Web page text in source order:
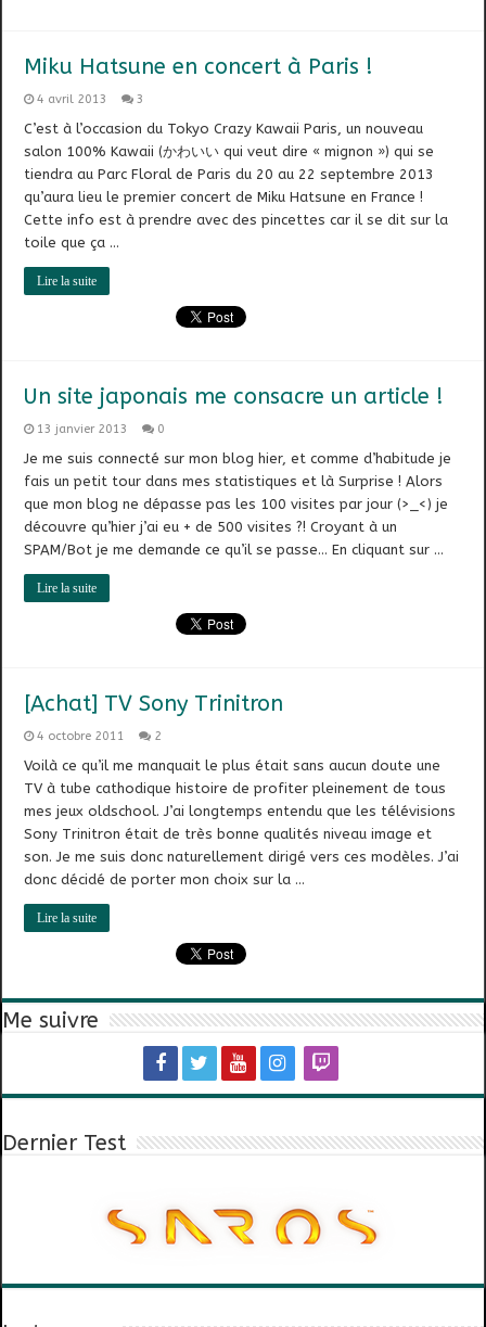
Miku Hatsune en concert à Paris !
4 avril 2013 3
C’est à l’occasion du Tokyo Crazy Kawaii Paris, un nouveau
salon 100% Kawaii (かわいい qui veut dire « mignon ») qui se
tiendra au Parc Floral de Paris du 20 au 22 septembre 2013
qu’aura lieu le premier concert de Miku Hatsune en France !
Cette info est à prendre avec des pincettes car il se dit sur la
toile que ça …
Lire la suite
Un site japonais me consacre un article !
13 janvier 2013 0
Je me suis connecté sur mon blog hier, et comme d’habitude je
fais un petit tour dans mes statistiques et là Surprise ! Alors
que mon blog ne dépasse pas les 100 visites par jour (>_<) je
découvre qu’hier j’ai eu + de 500 visites ?! Croyant à un
SPAM/Bot je me demande ce qu’il se passe… En cliquant sur …
Lire la suite
[Achat] TV Sony Trinitron
4 octobre 2011 2
Voilà ce qu’il me manquait le plus était sans aucun doute une
TV à tube cathodique histoire de profiter pleinement de tous
mes jeux oldschool. J’ai longtemps entendu que les télévisions
Sony Trinitron était de très bonne qualités niveau image et
son. Je me suis donc naturellement dirigé vers ces modèles. J’ai
donc décidé de porter mon choix sur la …
Lire la suite
Me suivre
Dernier Test